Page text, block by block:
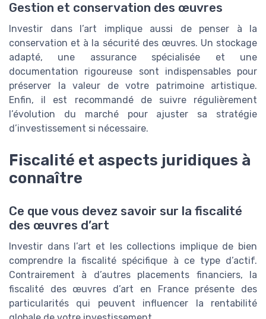
Gestion et conservation des œuvres
Investir dans l’art implique aussi de penser à la
conservation et à la sécurité des œuvres. Un stockage
adapté, une assurance spécialisée et une
documentation rigoureuse sont indispensables pour
préserver la valeur de votre patrimoine artistique.
Enfin, il est recommandé de suivre régulièrement
l’évolution du marché pour ajuster sa stratégie
d’investissement si nécessaire.
Fiscalité et aspects juridiques à
connaître
Ce que vous devez savoir sur la fiscalité
des œuvres d’art
Investir dans l’art et les collections implique de bien
comprendre la fiscalité spécifique à ce type d’actif.
Contrairement à d’autres placements financiers, la
fiscalité des œuvres d’art en France présente des
particularités qui peuvent influencer la rentabilité